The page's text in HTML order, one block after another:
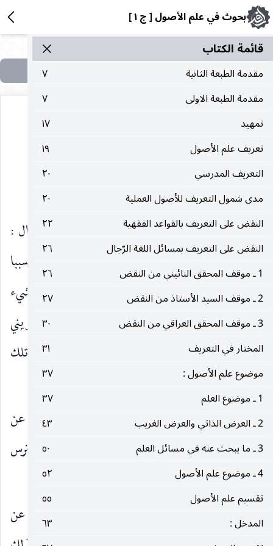
بحوث في علم الأصول [ ج ١ ]
قائمة الکتاب
مقدمة الطبعة الثانية
٧
مقدمة الطبعة الاولى
٧
تمهيد
١٧
تعريف علم الأصول
١٩
التعريف المدرسي
٢٠
مدى شمول التعريف للأصول العملية
٢٠
النقض على التعريف بالقواعد الفقهية
٢٢
النقض على التعريف بمسائل اللغة الرّجال
٢٦
1 ـ موقف المحقق النائيني من النقض
٢٦
2 ـ موقف السيد الأستاذ من النقض
٢٧
3 ـ موقف المحقق العراقي من النقض
٣٠
المختار في التعريف
٣١
موضوع علم الأصول :
٣٧
1 ـ موضوع العلم
٣٧
2 ـ العرض الذاتي والعرض الغريب
٤٣
3 ـ ما يبحث عنه في مسائل العلم
٥٠
4 ـ موضوع علم الأصول
٥٢
تقسيم علم الأصول
٥٥
المدخل :
٦٣
إرادة لا كلية ولا جزئية كما هو واضح.
الرّأي المختار في حقيقة الوضع
وتحقيق الكلام في تشخيص حقيقة الوضع. أن يقال :
بأن الله سبحانه وتعالى قد جعل من الإحساس بالشيء سببا
في انتقال الذهن إلى صورته فالانتقال الذهني إلى الشيء
استجابة طبيعية للإحساس به وهذا قانون تكويني
ويوجد قانونان تكوينيان ثانويان يوسعان من دائرة تلك
الاستجابة الذهنية.
أحدهما : قانون انتقال صورة الشيء إلى الذهن عن
الطريق إدراك مشابهة ، كانتقال صورة الحيوان المفترس
إلى الذهن بسبب رؤية رسم مشابه له على الورق.
ثانيهما : قانون انتقال صورة الشيء إلى الذهن عن